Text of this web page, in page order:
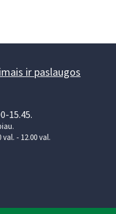
ir paslaugos
15.45.
- 12.00 val.